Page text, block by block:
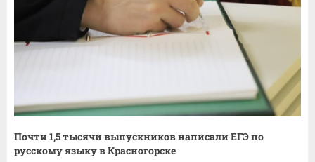
Почти 1,5 тысячи выпускников написали ЕГЭ по
русскому языку в Красногорске